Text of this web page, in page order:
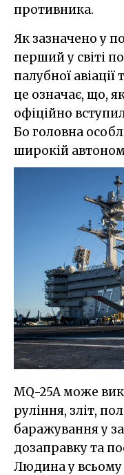
противника.
Як зазначено у
перший у світі
палубної
це означає, що,
офіційно
Бо головна
широкій
MQ-25A може
руління, зліт,
баражування у
дозаправку та
Людина у